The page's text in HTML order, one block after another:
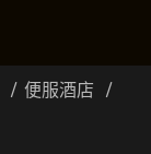
便服酒店